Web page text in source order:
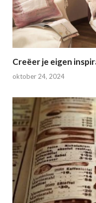
Creëer je eigen
oktober 24, 2024